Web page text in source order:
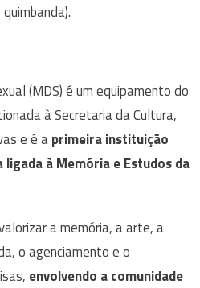
(MDS) é um equipamento do
à Secretaria da Cultura,
e é aprimeira instituição
à Memória e Estudos da
a memória, a arte, a
o agenciamento e o
envolvendo a comunidade